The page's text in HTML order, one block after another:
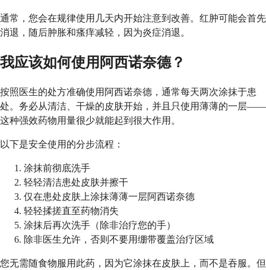
通常，您会在规律使用几天内开始注意到改善。红肿可能会首先
消退，随后肿胀和瘙痒减轻，因为炎症消退。
我应该如何使用阿西诺奈德？
按照医生的处方准确使用阿西诺奈德，通常每天两次涂抹于患
处。务必从清洁、干燥的皮肤开始，并且只使用薄薄的一层——
这种强效药物用量很少就能起到很大作用。
以下是安全使用的分步流程：
涂抹前彻底洗手
轻轻清洁患处皮肤并擦干
仅在患处皮肤上涂抹薄薄一层阿西诺奈德
轻轻揉搓直至药物消失
涂抹后再次洗手（除非治疗您的手）
除非医生允许，否则不要用绷带覆盖治疗区域
您无需随食物服用此药，因为它涂抹在皮肤上，而不是吞服。但